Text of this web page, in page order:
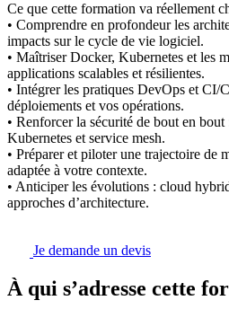
Ce que cette formation va réellement
• Comprendre en profondeur les
impacts sur le cycle de vie logiciel.
• Maîtriser Docker, Kubernetes et les
applications scalables et résilientes.
• Intégrer les pratiques DevOps et CI/
déploiements et vos opérations.
• Renforcer la sécurité de bout en bout
Kubernetes et service mesh.
• Préparer et piloter une trajectoire de
adaptée à votre contexte.
• Anticiper les évolutions : cloud
approches d’architecture.
Je demande un devis
À qui s’adresse cette